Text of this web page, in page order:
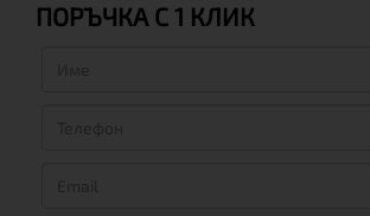
ПОРЪЧКА С 1 КЛИК